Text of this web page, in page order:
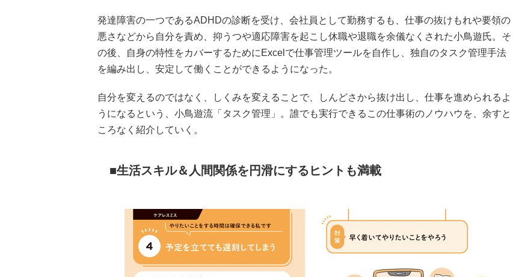
発達障害の一つであるADHDの診断を受け、会社員として勤務するも、仕事の抜けもれや要領の
悪さなどから自分を責め、抑うつや適応障害を起こし休職や退職を余儀なくされた小鳥遊氏。そ
の後、自身の特性をカバーするためにExcelで仕事管理ツールを自作し、独自のタスク管理手法
を編み出し、安定して働くことができるようになった。
自分を変えるのではなく、しくみを変えることで、しんどさから抜け出し、仕事を進められるよ
うになるという、小鳥遊流「タスク管理」。誰でも実行できるこの仕事術のノウハウを、余すと
ころなく紹介していく。
生活スキル＆人間関係を円滑にするヒントも満載